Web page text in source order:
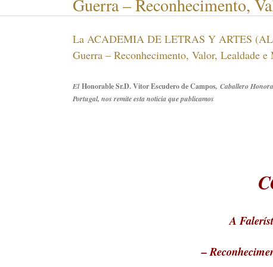
Guerra – Reconhecimento,
La ACADEMIA DE LETRAS Y ARTES
Guerra – Reconhecimento, Valor, Lealdade e
ElHonorable Sr.D. Vitor Escudero de Campos, Caballero
Portugal, nos remite esta noticia que publicamos
A
–